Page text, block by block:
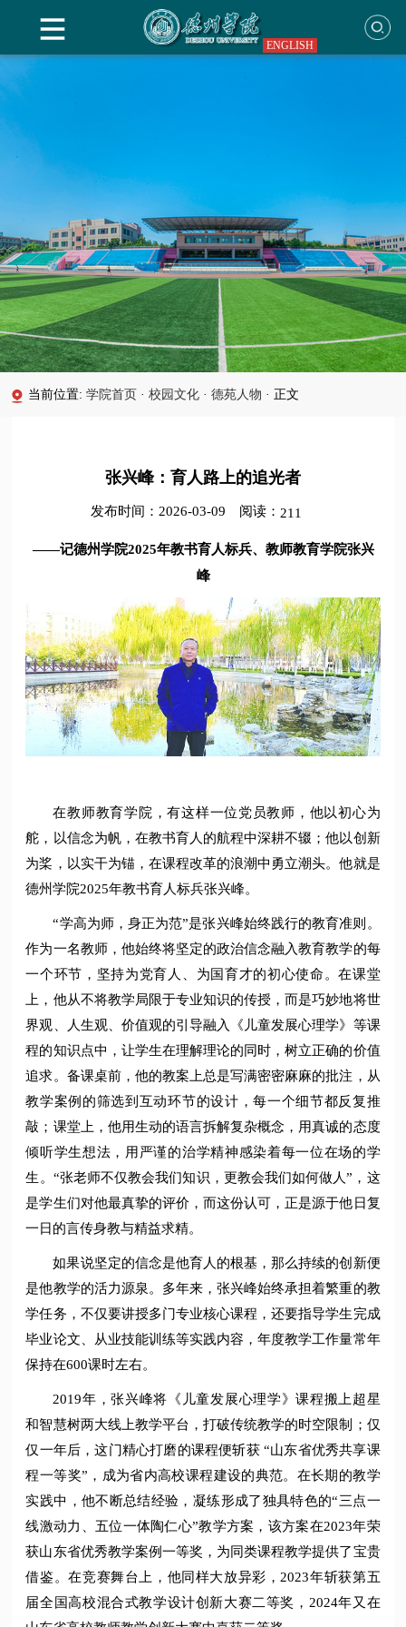
ENGLISH
当前位置:学院首页 · 校园文化 · 德苑人物 · 正文
张兴峰：育人路上的追光者
发布时间：2026-03-09 阅读： 211
——记德州学院2025年教书育人标兵、教师教育学院张兴
峰
在教师教育学院，有这样一位党员教师，他以初心为
舵，以信念为帆，在教书育人的航程中深耕不辍；他以创新
为桨，以实干为锚，在课程改革的浪潮中勇立潮头。他就是
德州学院2025年教书育人标兵张兴峰。
“学高为师，身正为范”是张兴峰始终践行的教育准则。
作为一名教师，他始终将坚定的政治信念融入教育教学的每
一个环节，坚持为党育人、为国育才的初心使命。在课堂
上，他从不将教学局限于专业知识的传授，而是巧妙地将世
界观、人生观、价值观的引导融入《儿童发展心理学》等课
程的知识点中，让学生在理解理论的同时，树立正确的价值
追求。备课桌前，他的教案上总是写满密密麻麻的批注，从
教学案例的筛选到互动环节的设计，每一个细节都反复推
敲；课堂上，他用生动的语言拆解复杂概念，用真诚的态度
倾听学生想法，用严谨的治学精神感染着每一位在场的学
生。“张老师不仅教会我们知识，更教会我们如何做人”，这
是学生们对他最真挚的评价，而这份认可，正是源于他日复
一日的言传身教与精益求精。
如果说坚定的信念是他育人的根基，那么持续的创新便
是他教学的活力源泉。多年来，张兴峰始终承担着繁重的教
学任务，不仅要讲授多门专业核心课程，还要指导学生完成
毕业论文、从业技能训练等实践内容，年度教学工作量常年
保持在600课时左右。
2019年，张兴峰将《儿童发展心理学》课程搬上超星
和智慧树两大线上教学平台，打破传统教学的时空限制；仅
仅一年后，这门精心打磨的课程便斩获 “山东省优秀共享课
程一等奖”，成为省内高校课程建设的典范。在长期的教学
实践中，他不断总结经验，凝练形成了独具特色的“三点一
线激动力、五位一体陶仁心”教学方案，该方案在2023年荣
获山东省优秀教学案例一等奖，为同类课程教学提供了宝贵
借鉴。在竞赛舞台上，他同样大放异彩，2023年斩获第五
届全国高校混合式教学设计创新大赛二等奖，2024年又在